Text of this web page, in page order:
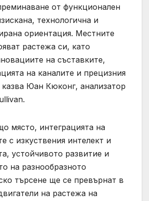
от функционален
технологична и
ориентация. Местните
растежа си, като
на съставките,
на каналите и прецизния
казва Юан Кюконг, анализатор
място, интеграцията на
с изкуствения интелект и
устойчивото развитие и
на разнообразното
търсене ще се превърнат в
на растежа на